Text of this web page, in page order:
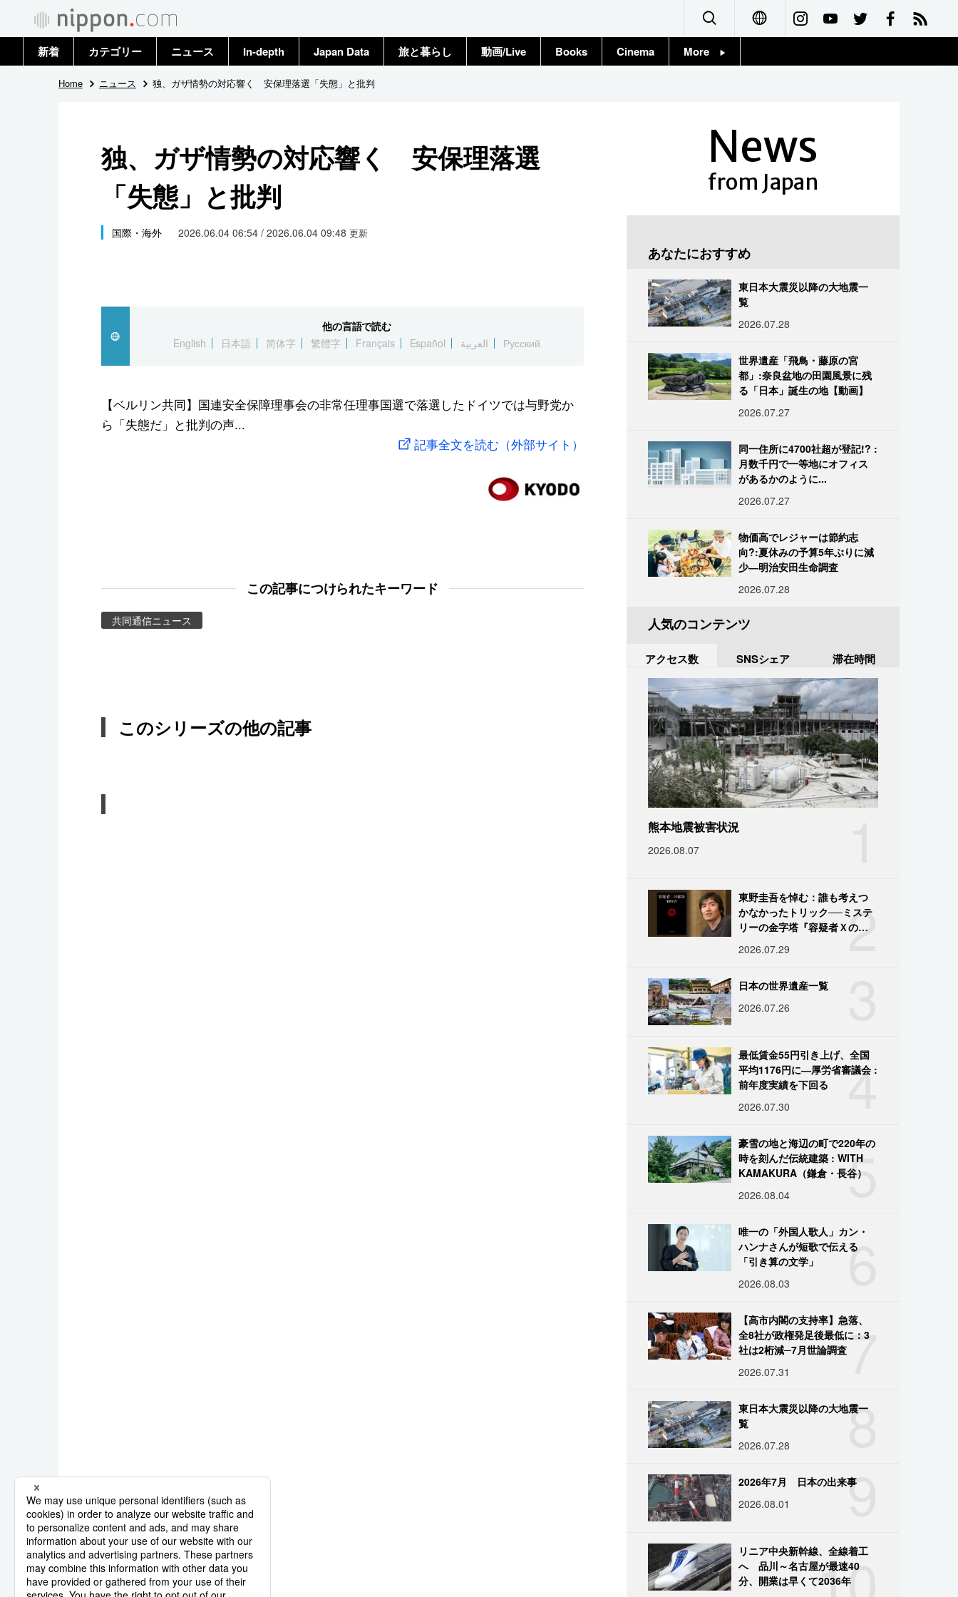
Français
新着 カテゴリー
政治・外交
国際
文化
スポーツ・東京2020
ニュース
トップ
In-depth Japan Data 旅と暮らし 動画/Live Books Cinema More
Home ニュース 独、ガザ情勢の対応響く 安保理落選「失態」と批判
独、ガザ情勢の対応響く 安保理落選
「失態」と批判
国際・海外 2026.06.04 06:54 / 2026.06.04 09:48 更新
他の言語で読む
English
日本語 简体字 繁體字 Français Español العربية Русский
【ベルリン共同】国連安全保障理事会の非常任理事国選で落選したドイツでは与野党か
ら「失態だ」と批判の声...
記事全文を読む（外部サイト）
この記事につけられたキーワード
共同通信ニュース
このシリーズの他の記事
News
from Japan
あなたにおすすめ
東日本大震災以降の大地震一
覧
2026.07.28
世界遺産「飛鳥・藤原の宮
都」:奈良盆地の田園風景に残
る「日本」誕生の地【動画】
2026.07.27
同一住所に4700社超が登記!? :
月数千円で一等地にオフィス
があるかのように...
2026.07.27
物価高でレジャーは節約志
向?:夏休みの予算5年ぶりに減
少―明治安田生命調査
2026.07.28
人気のコンテンツ
アクセス数 SNSシェア 滞在時間
熊本地震被害状況
2026.08.07
2
東野圭吾を悼む：誰も考えつ
かなかったトリック──ミステ
リーの金字塔『容疑者Ｘの献
2026.07.29
日本の世界遺産一覧
2026.07.26
4
最低賃金55円引き上げ、全国
平均1176円に―厚労省審議会 :
前年度実績を下回る
2026.07.30
5
豪雪の地と海辺の町で220年の
時を刻んだ伝統建築 : WITH
KAMAKURA（鎌倉・長谷）
2026.08.04
6
唯一の「外国人歌人」カン・
ハンナさんが短歌で伝える
「引き算の文学」
2026.08.03
7
【高市内閣の支持率】急落、
全8社が政権発足後最低に：3
社は2桁減─7月世論調査
2026.07.31
8
東日本大震災以降の大地震一
覧
2026.07.28
9
2026年7月 日本の出来事
2026.08.01
10
リニア中央新幹線、全線着工
へ 品川～名古屋が最速40
分、開業は早くて2036年